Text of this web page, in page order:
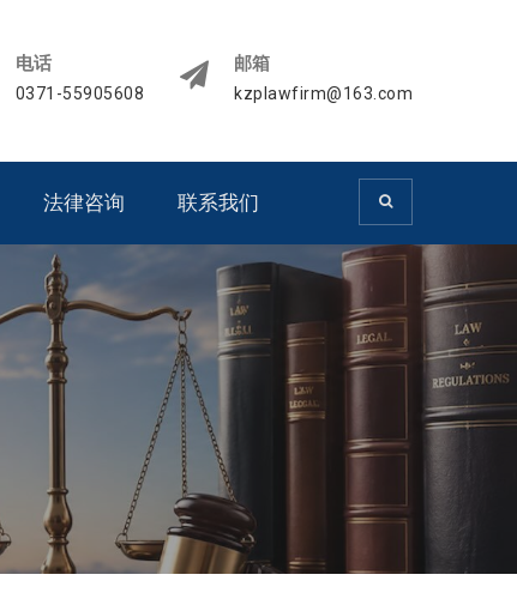
电话
0371-55905608
邮箱
kzplawfirm@163.com
法律咨询 联系我们